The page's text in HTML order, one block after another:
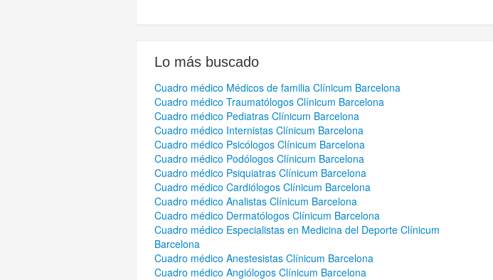
Lo más buscado
Cuadro médico Médicos de familia Clínicum Barcelona
Cuadro médico Traumatólogos Clínicum Barcelona
Cuadro médico Pediatras Clínicum Barcelona
Cuadro médico Internistas Clínicum Barcelona
Cuadro médico Psicólogos Clínicum Barcelona
Cuadro médico Podólogos Clínicum Barcelona
Cuadro médico Psiquiatras Clínicum Barcelona
Cuadro médico Cardiólogos Clínicum Barcelona
Cuadro médico Analistas Clínicum Barcelona
Cuadro médico Dermatólogos Clínicum Barcelona
Cuadro médico Especialistas en Medicina del Deporte Clínicum
Barcelona
Cuadro médico Anestesistas Clínicum Barcelona
Cuadro médico Angiólogos Clínicum Barcelona